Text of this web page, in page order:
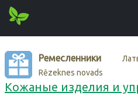
Ремесленники
Rēzeknes novads
Кожаные изделия и